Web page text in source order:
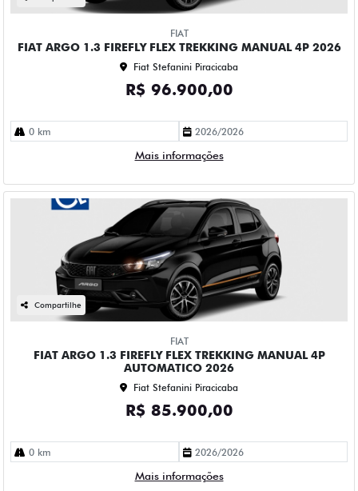
FIAT
FIAT ARGO 1.3 FIREFLY FLEX TREKKING MANUAL 4P 2026
Fiat Stefanini Piracicaba
R$ 96.900,00
0 km 2026/2026
Mais informações
Compartilhe
FIAT
FIAT ARGO 1.3 FIREFLY FLEX TREKKING MANUAL 4P
AUTOMATICO 2026
Fiat Stefanini Piracicaba
R$ 85.900,00
0 km 2026/2026
Mais informações